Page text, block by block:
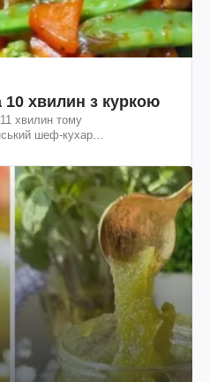
10 хвилин з куркою
11 хвилин тому
шеф-кухар